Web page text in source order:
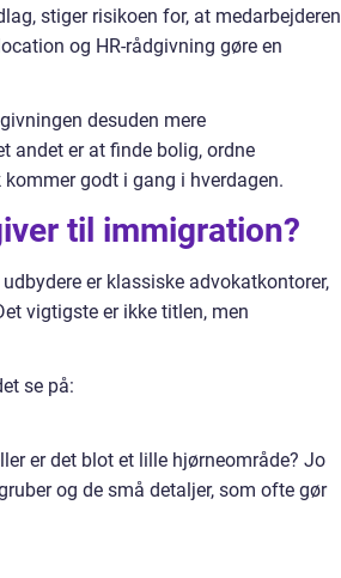
stiger risikoen for, at medarbejderen
og HR-rådgivning gøre en
desuden mere
andet er at finde bolig, ordne
godt i gang i hverdagen.
til immigration?
er klassiske advokatkontorer,
vigtigste er ikke titlen, men
se på:
er det blot et lille hjørneområde? Jo
og de små detaljer, som ofte gør